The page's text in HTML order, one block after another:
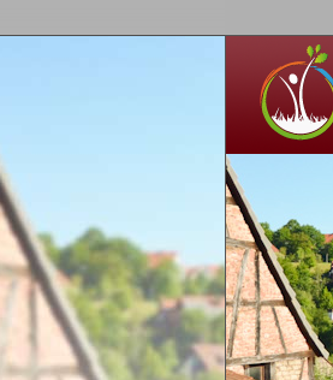
User menu